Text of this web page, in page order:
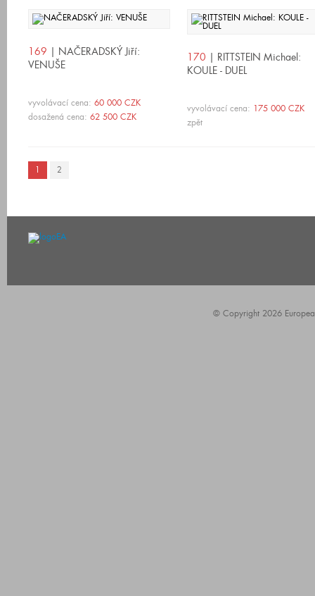
169 | NAČERADSKÝ Jiří:
VENUŠE
vyvolávací cena: 60 000 CZK
dosažená cena: 62 500 CZK
170 | RITTSTEIN Michael:
KOULE - DUEL
vyvolávací cena: 175 000 CZK
zpět
1 2
© Copyright 2026